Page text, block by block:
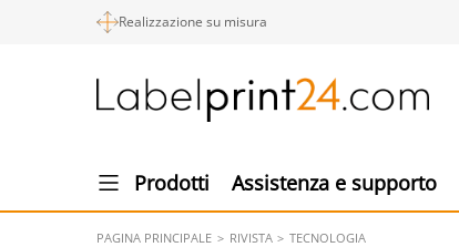
Realizzazione su misura
Prodotti Assistenza e supporto
PAGINA PRINCIPALE RIVISTA TECNOLOGIA